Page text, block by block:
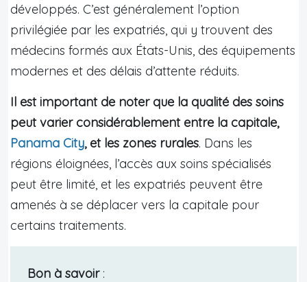
développés. C’est généralement l’option
privilégiée par les expatriés, qui y trouvent des
médecins formés aux États-Unis, des équipements
modernes et des délais d’attente réduits.
Il est important de noter que la qualité des soins
peut varier considérablement entre la capitale,
Panama City, et les zones rurales. Dans les
régions éloignées, l’accès aux soins spécialisés
peut être limité, et les expatriés peuvent être
amenés à se déplacer vers la capitale pour
certains traitements.
Bon à savoir: